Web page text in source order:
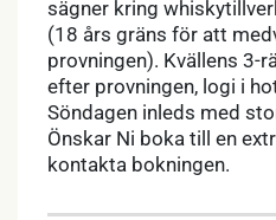
sägner kring
(18 års gräns för att
provningen). Kvällens 3-
efter provningen, logi i
Söndagen inleds med
Önskar Ni boka till en
kontakta bokningen.